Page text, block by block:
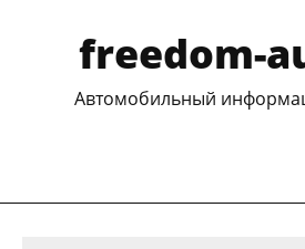
freedom-
Автомобильный